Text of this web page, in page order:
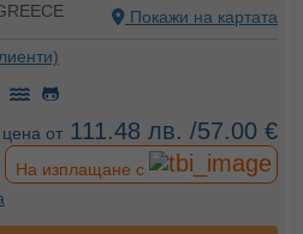
Покажи на картата
цена от 111.48 лв. /57.00 €
На изплащане с